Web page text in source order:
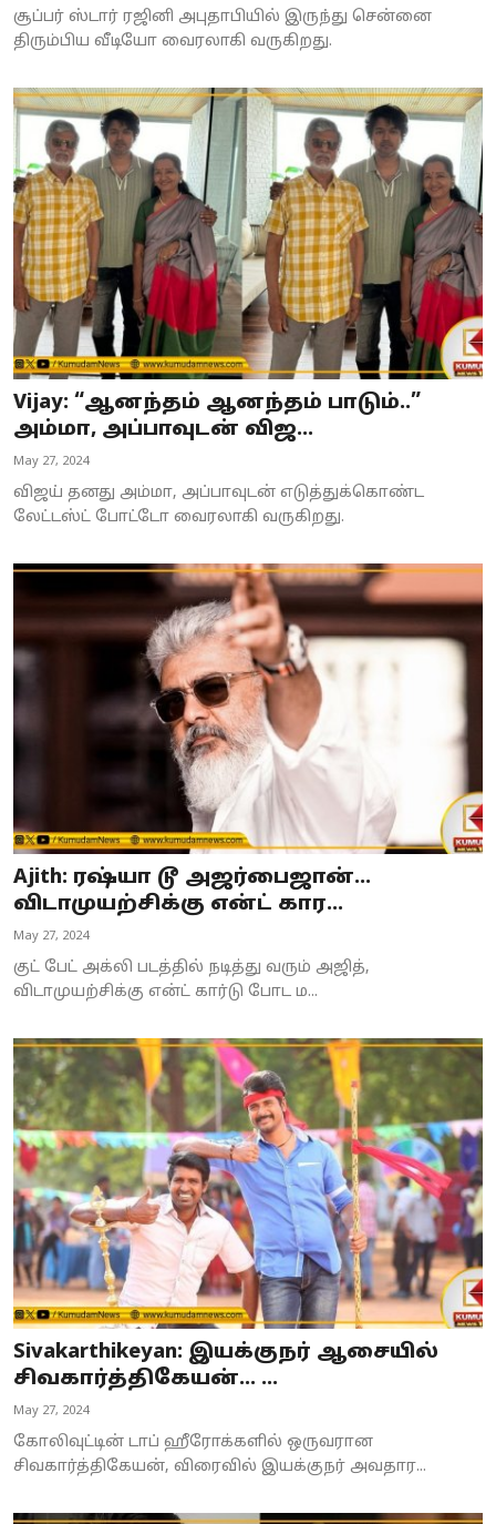
சூப்பர் ஸ்டார் ரஜினி அபுதாபியில் இருந்து சென்னை
திரும்பிய வீடியோ வைரலாகி வருகிறது.
Vijay: “ஆனந்தம் ஆனந்தம் பாடும்..”
அம்மா, அப்பாவுடன் விஜ...
May 27, 2024
விஜய் தனது அம்மா, அப்பாவுடன் எடுத்துக்கொண்ட
லேட்டஸ்ட் போட்டோ வைரலாகி வருகிறது.
Ajith: ரஷ்யா டூ அஜர்பைஜான்...
விடாமுயற்சிக்கு என்ட் கார...
May 27, 2024
குட் பேட் அக்லி படத்தில் நடித்து வரும் அஜித்,
விடாமுயற்சிக்கு என்ட் கார்டு போட ம...
Sivakarthikeyan: இயக்குநர் ஆசையில்
சிவகார்த்திகேயன்... ...
May 27, 2024
கோலிவுட்டின் டாப் ஹீரோக்களில் ஒருவரான
சிவகார்த்திகேயன், விரைவில் இயக்குநர் அவதார...